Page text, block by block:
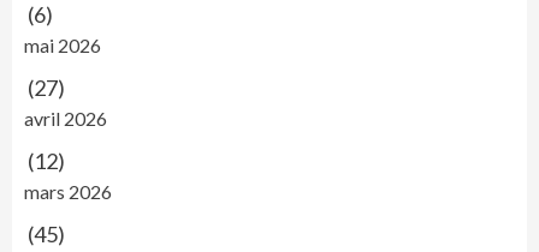
(6)
mai 2026
(27)
avril 2026
(12)
mars 2026
(45)